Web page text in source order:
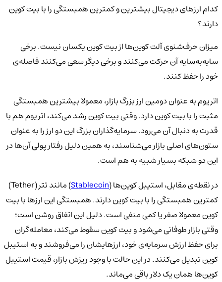
کدام ارزهای دیجیتال بیشترین و کمترین همبستگی را با بیت کوین
دارند؟
میزان حرف‌شنوی آلت کوین‌ها از بیت کوین یکسان نیست. برخی
سایه‌به‌سایه آن حرکت می‌کنند و برخی دیگر سعی می‌کنند فاصله‌ی
خود را حفظ کنند.
اتریوم به عنوان دومین ارز بزرگ بازار، معمولا بیشترین همبستگی
مثبت را با بیت کوین دارد. وقتی بیت کوین رشد می‌کند، اتریوم هم با
قدرت به دنبال آن می‌رود. سرمایه‌گذاران بزرگ این دو ارز را به عنوان
ستون‌های اصلی بازار می‌شناسند، به همین دلیل رفتار پولی آن‌ها در
این دو شبکه بسیار شبیه به هم است.
در نقطه‌ی مقابل، استیبل کوین‌ها (Stablecoin
) مانند تتر (Tether)
کمترین همبستگی را با بیت کوین دارند. همبستگی این ارزها با بیت
کوین معمولا صفر یا کمی منفی است. دلیل این اتفاق روشن است؛
وقتی بازار طوفانی می‌شود و بیت کوین سقوط می‌کند، معامله‌گران
برای حفظ ارزش سرمایه‌ی خود، ارزهایشان را می‌فروشند و به استیبل
کوین تبدیل می‌کنند. در این حالت با وجود ریزش بازار، قیمت استیبل
کوین‌ها همان یک دلار باقی می‌ماند.